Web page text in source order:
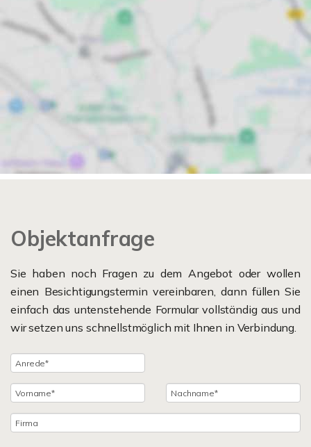
Objektanfrage
Sie haben noch Fragen zu dem Angebot oder wollen
einen Besichtigungstermin vereinbaren, dann füllen Sie
einfach das untenstehende Formular vollständig aus und
wir setzen uns schnellstmöglich mit Ihnen in Verbindung.